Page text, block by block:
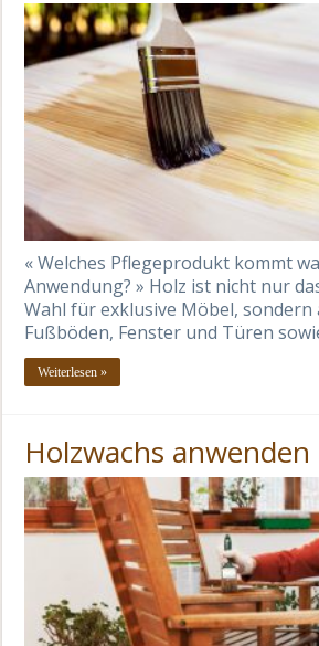
« Welches Pflegeprodukt kommt
Anwendung? » Holz ist nicht nur
Wahl für exklusive Möbel, sondern
Fußböden, Fenster und Türen
Weiterlesen »
Holzwachs anwenden